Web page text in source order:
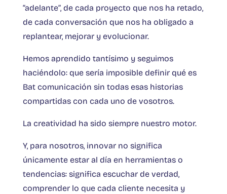
“adelante”, de cada proyecto que nos ha retado,
de cada conversación que nos ha obligado a
replantear, mejorar y evolucionar.
Hemos aprendido tantísimo y seguimos
haciéndolo: que sería imposible definir qué es
Bat comunicación sin todas esas historias
compartidas con cada uno de vosotros.
La creatividad ha sido siempre nuestro motor.
Y, para nosotros, innovar no significa
únicamente estar al día en herramientas o
tendencias: significa escuchar de verdad,
comprender lo que cada cliente necesita y